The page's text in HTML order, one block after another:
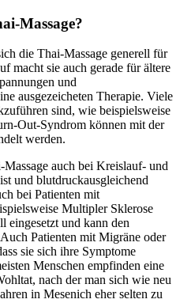
Massage?
die Thai-Massage generell für
macht sie auch gerade für ältere
und
ausgezeicheten Therapie. Viele
sind, wie beispielsweise
Out-Syndrom können mit der
werden.
auch bei Kreislauf- und
und blutdruckausgleichend
bei Patienten mit
Multipler Sklerose
eingesetzt und kann den
Patienten mit Migräne oder
sie sich ihre Symptome
Menschen empfinden eine
nach der man sich wie neu
in Mesenich eher selten zu